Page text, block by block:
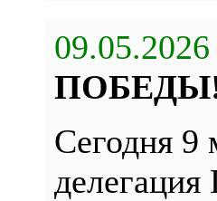
09.05.2026
Сегодня 9